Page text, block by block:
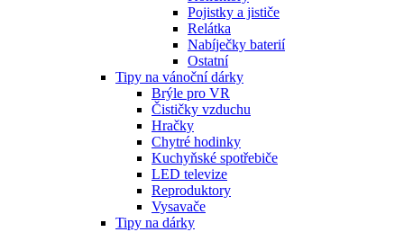
Pojistky a jističe
Relátka
Nabíječky baterií
Ostatní
Tipy na vánoční dárky
Brýle pro VR
Čističky vzduchu
Hračky
Chytré hodinky
Kuchyňské spotřebiče
LED televize
Reproduktory
Vysavače
Tipy na dárky